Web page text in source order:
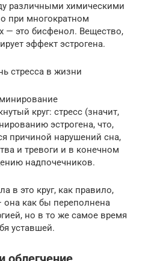
различными химическими
при многократном
— это бисфенол. Вещество,
эффект эстрогена.
стресса в жизни
круг: стресс (значит,
эстрогена, что,
причиной нарушений сна,
и тревоги и в конечном
надпочечников.
в это круг, как правило,
как бы переполнена
но в то же самое время
уставшей.